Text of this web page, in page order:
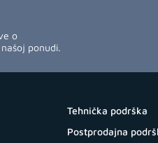
o
ponudi.
Tehnička podrška
Postprodajna